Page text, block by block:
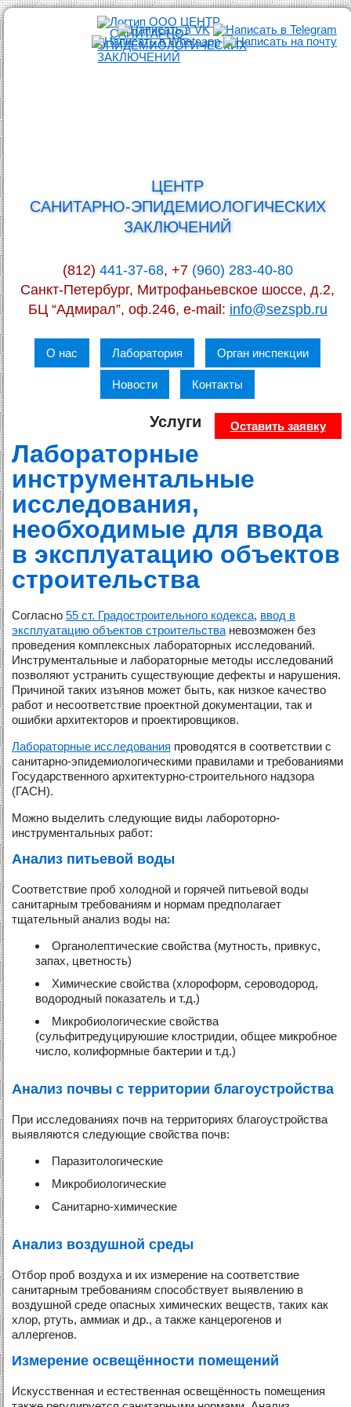
ЦЕНТР
САНИТАРНО-ЭПИДЕМИОЛОГИЧЕСКИХ
ЗАКЛЮЧЕНИЙ
(812) 441-37-68, +7 (960) 283-40-80
Санкт-Петербург, Митрофаньевское шоссе, д.2,
БЦ “Адмирал”, оф.246, e-mail: info@sezspb.ru
О нас Лаборатория Орган инспекции
Новости Контакты
Услуги Оставить заявку
Лабораторные
инструментальные
исследования,
необходимые для ввода
в эксплуатацию объектов
строительства
Согласно 55 ст. Градостроительного кодекса, ввод в
эксплуатацию объектов строительства невозможен без
проведения комплексных лабораторных исследований.
Инструментальные и лабораторные методы исследований
позволяют устранить существующие дефекты и нарушения.
Причиной таких изъянов может быть, как низкое качество
работ и несоответствие проектной документации, так и
ошибки архитекторов и проектировщиков.
Лабораторные исследования проводятся в соответствии с
санитарно-эпидемиологическими правилами и требованиями
Государственного архитектурно-строительного надзора
(ГАСН).
Можно выделить следующие виды лабороторно-
инструментальных работ:
Анализ питьевой воды
Соответствие проб холодной и горячей питьевой воды
санитарным требованиям и нормам предполагает
тщательный анализ воды на:
Органолептические свойства (мутность, привкус,
запах, цветность)
Химические свойства (хлороформ, сероводород,
водородный показатель и т.д.)
Микробиологические свойства
(сульфитредуцируюшие клостридии, общее микробное
число, колиформные бактерии и т.д.)
Анализ почвы с территории благоустройства
При исследованиях почв на территориях благоустройства
выявляются следующие свойства почв:
Паразитологические
Микробиологические
Санитарно-химические
Анализ воздушной среды
Отбор проб воздуха и их измерение на соответствие
санитарным требованиям способствует выявлению в
воздушной среде опасных химических веществ, таких как
хлор, ртуть, аммиак и др., а также канцерогенов и
аллергенов.
Измерение освещённости помещений
Искусственная и естественная освещённость помещения